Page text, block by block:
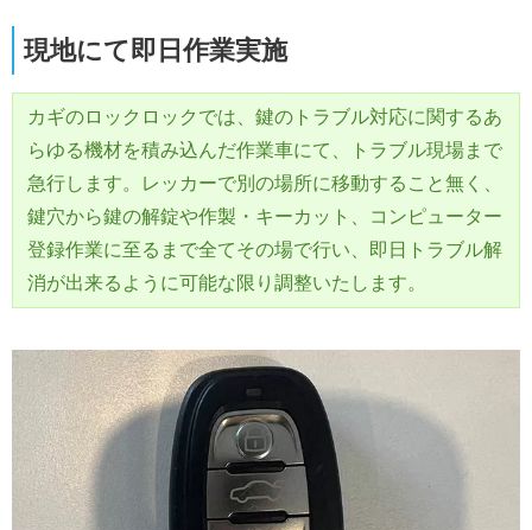
現地にて即日作業実施
カギのロックロックでは、鍵のトラブル対応に関するあ
らゆる機材を積み込んだ作業車にて、トラブル現場まで
急行します。レッカーで別の場所に移動すること無く、
鍵穴から鍵の解錠や作製・キーカット、コンピューター
登録作業に至るまで全てその場で行い、即日トラブル解
消が出来るように可能な限り調整いたします。